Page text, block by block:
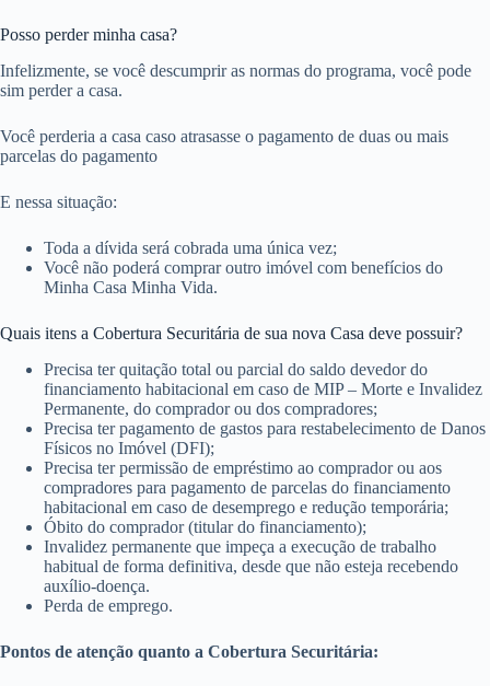
Posso perder minha casa?
Infelizmente, se você descumprir as normas do programa, você pode
sim perder a casa.
Você perderia a casa caso atrasasse o pagamento de duas ou mais
parcelas do pagamento
E nessa situação:
Toda a dívida será cobrada uma única vez;
Você não poderá comprar outro imóvel com benefícios do
Minha Casa Minha Vida.
Quais itens a Cobertura Securitária de sua nova Casa deve possuir?
Precisa ter quitação total ou parcial do saldo devedor do
financiamento habitacional em caso de MIP – Morte e Invalidez
Permanente, do comprador ou dos compradores;
Precisa ter pagamento de gastos para restabelecimento de Danos
Físicos no Imóvel (DFI);
Precisa ter permissão de empréstimo ao comprador ou aos
compradores para pagamento de parcelas do financiamento
habitacional em caso de desemprego e redução temporária;
Óbito do comprador (titular do financiamento);
Invalidez permanente que impeça a execução de trabalho
habitual de forma definitiva, desde que não esteja recebendo
auxílio-doença.
Perda de emprego.
Pontos de atenção quanto a Cobertura Securitária: